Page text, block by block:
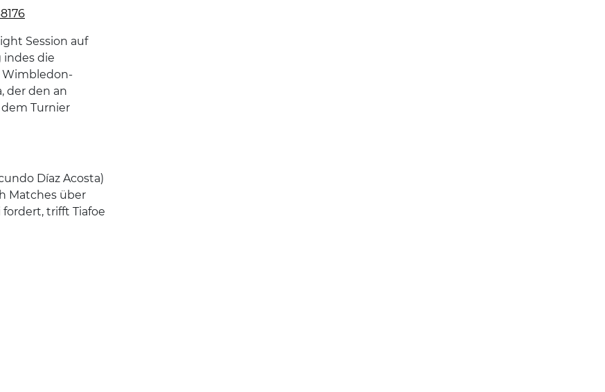
Session auf
indes die
Wimbledon-
der den an
Turnier
Díaz Acosta)
Matches über
trifft Tiafoe